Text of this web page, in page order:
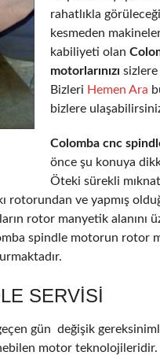
rahatlıkla görüleceği
kesmeden
kabiliyeti olan
motorlarınızı sizlere
Bizleri Hemen Ara
bizlere
Colomba cnc
önce şu konuya
Öteki sürekli
rotorundan ve yapmış
rotor manyetik alanını
spindle motorun rotor
SERVISI
gün değişik
motor teknolojileridir.